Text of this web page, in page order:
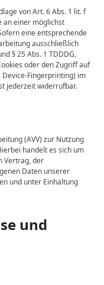
von Art. 6 Abs. 1 lit. f
an einer möglichst
eine entsprechende
ausschließlich
§ 25 Abs. 1 TDDDG,
oder den Zugriff auf
Fingerprinting) im
jederzeit widerrufbar.
(AVV) zur Nutzung
handelt es sich um
Vertrag, der
Daten unserer
und unter Einhaltung
und